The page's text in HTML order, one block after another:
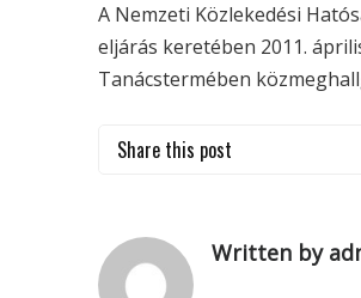
A Nemzeti Közlekedési
eljárás keretében 2011.
Tanácstermében
Share this post
Written by